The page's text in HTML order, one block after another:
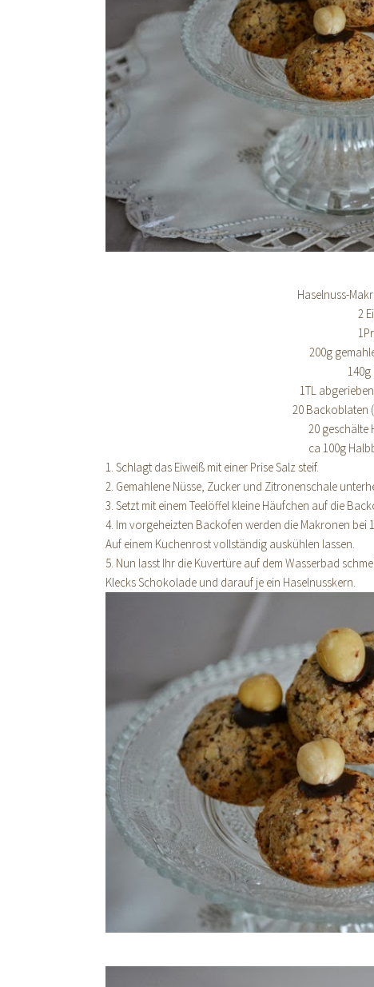
Haselnuss-
2
200g
1TL
20 Backoblaten
20 geschälte
ca 100g
1. Schlagt das Eiweiß mit einer Prise Salz steif.
2. Gemahlene Nüsse, Zucker und Zitronenschale
3. Setzt mit einem Teelöffel kleine Häufchen auf die
4. Im vorgeheizten Backofen werden die Makronen bei
Auf einem Kuchenrost vollständig auskühlen lassen.
5. Nun lasst Ihr die Kuvertüre auf dem Wasserbad
Klecks Schokolade und darauf je ein Haselnusskern.